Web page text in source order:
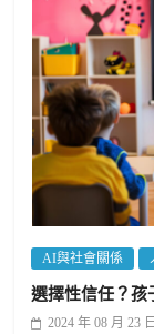
AI與社會關係
選擇性信任？孩
2024 年 08 月 23 日